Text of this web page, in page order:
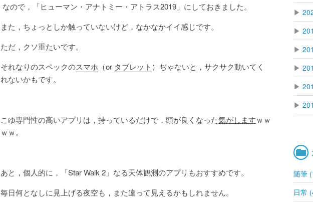
なので，「ヒューマン・アナトミー・アトラス2019」にしておきました。
また，ちょっとしか触っていないけど，なかなかイイ感じです。
ただ，クソ重たいです。
それなりのスペックのスマホ （or タブレット ）ぢゃないと，サクサク動いてく
れないかもです。
こゆ専門性の高いアプリは，持っているだけで，頭が良くなった気がしますｗｗ
ｗｗ。
あと，個人的に，「Star Walk 2」なる天体観測のアプリもおすすめです。
毎日何となしに見上げる夜空も，また違って見えるかもしれません。
▶
▶
▶
▶
▶
▶
随筆
日常